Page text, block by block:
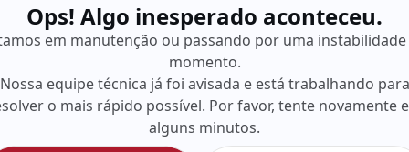
Ops! Algo inesperado aconteceu.
em manutenção ou passando por uma
momento.
Nossa equipe técnica já foi avisada e está trabalhando para
o mais rápido possível. Por favor, tente novamente
alguns minutos.